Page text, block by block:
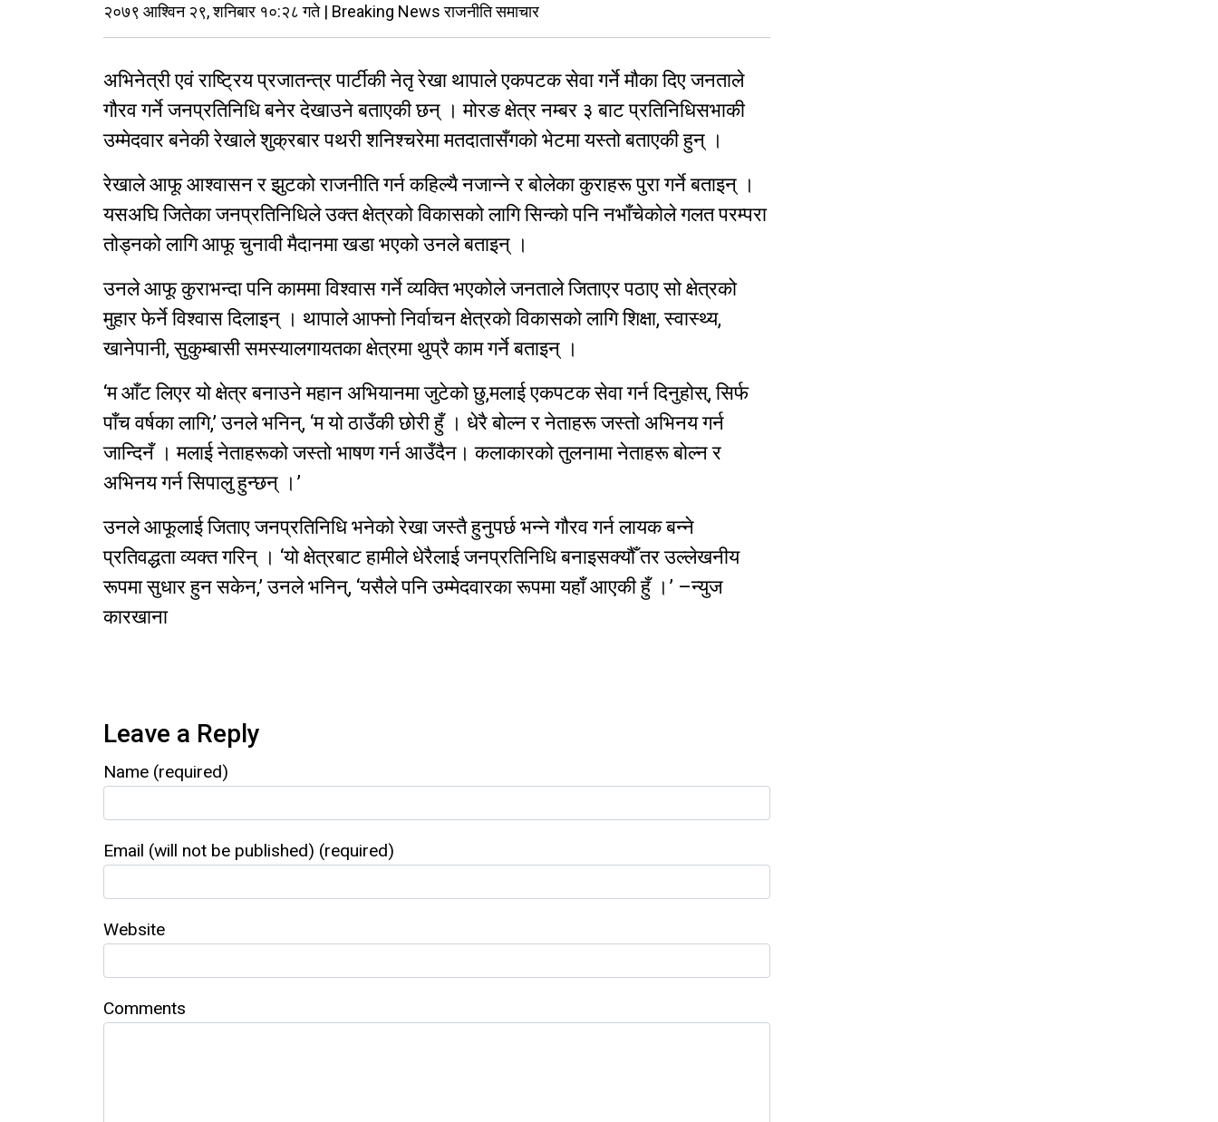
२०७९ आश्विन २९, शनिबार १०:२८ गते | Breaking News राजनीति समाचार
अभिनेत्री एवं राष्ट्रिय प्रजातन्त्र पार्टीकी नेतृ रेखा थापाले एकपटक सेवा गर्ने मौका दिए जनताले
गौरव गर्ने जनप्रतिनिधि बनेर देखाउने बताएकी छन् । मोरङ क्षेत्र नम्बर ३ बाट प्रतिनिधिसभाकी
उम्मेदवार बनेकी रेखाले शुक्रबार पथरी शनिश्चरेमा मतदातासँगको भेटमा यस्तो बताएकी हुन् ।
रेखाले आफू आश्वासन र झुटको राजनीति गर्न कहिल्यै नजान्ने र बोलेका कुराहरू पुरा गर्ने बताइन् ।
यसअघि जितेका जनप्रतिनिधिले उक्त क्षेत्रको विकासको लागि सिन्को पनि नभाँचेकोले गलत परम्परा
तोड्नको लागि आफू चुनावी मैदानमा खडा भएको उनले बताइन् ।
उनले आफू कुराभन्दा पनि काममा विश्वास गर्ने व्यक्ति भएकोले जनताले जिताएर पठाए सो क्षेत्रको
मुहार फेर्ने विश्वास दिलाइन् । थापाले आफ्नो निर्वाचन क्षेत्रको विकासको लागि शिक्षा, स्वास्थ्य,
खानेपानी, सुकुम्बासी समस्यालगायतका क्षेत्रमा थुप्रै काम गर्ने बताइन् ।
‘म आँट लिएर यो क्षेत्र बनाउने महान अभियानमा जुटेको छु,मलाई एकपटक सेवा गर्न दिनुहोस्, सिर्फ
पाँच वर्षका लागि,’ उनले भनिन्, ‘म यो ठाउँकी छोरी हुँ । धेरै बोल्न र नेताहरू जस्तो अभिनय गर्न
जान्दिनँ । मलाई नेताहरूको जस्तो भाषण गर्न आउँदैन। कलाकारको तुलनामा नेताहरू बोल्न र
अभिनय गर्न सिपालु हुन्छन् ।’
उनले आफूलाई जिताए जनप्रतिनिधि भनेको रेखा जस्तै हुनुपर्छ भन्ने गौरव गर्न लायक बन्ने
प्रतिवद्धता व्यक्त गरिन् । ‘यो क्षेत्रबाट हामीले धेरैलाई जनप्रतिनिधि बनाइसक्यौँ तर उल्लेखनीय
रूपमा सुधार हुन सकेन,’ उनले भनिन्, ‘यसैले पनि उम्मेदवारका रूपमा यहाँ आएकी हुँ ।’ –न्युज
कारखाना
Leave a Reply
Name (required)
Email (will not be published) (required)
Website
Comments